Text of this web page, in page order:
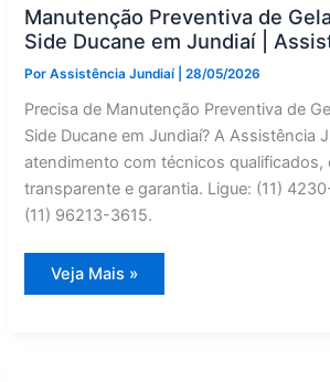
Manutenção Preventiva de
Side Ducane em Jundiaí |
PorAssistência Jundiaí |28/05/2026
Precisa de Manutenção Preventiva de
Side Ducane em Jundiaí? A Assistência
atendimento com técnicos qualificados,
transparente e garantia. Ligue: (11)
(11) 96213-3615.
Manutenção
Preventiva
Veja Mais »